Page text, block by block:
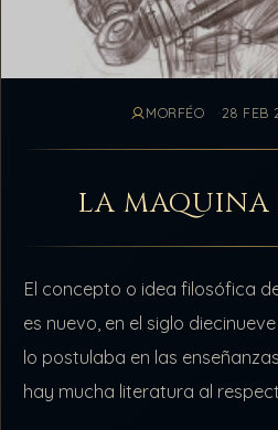
MORFÉO 28 FEB
LA
El concepto o idea filosófica
es nuevo, en el siglo
lo postulaba en las
hay mucha literatura al